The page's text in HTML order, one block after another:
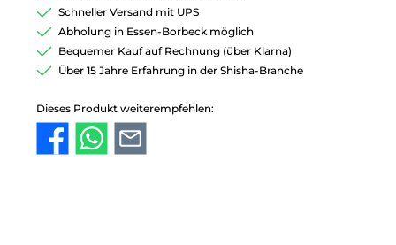
Schneller Versand mit UPS
Abholung in Essen-Borbeck möglich
Bequemer Kauf auf Rechnung (über Klarna)
Über 15 Jahre Erfahrung in der Shisha-Branche
Dieses Produkt weiterempfehlen: